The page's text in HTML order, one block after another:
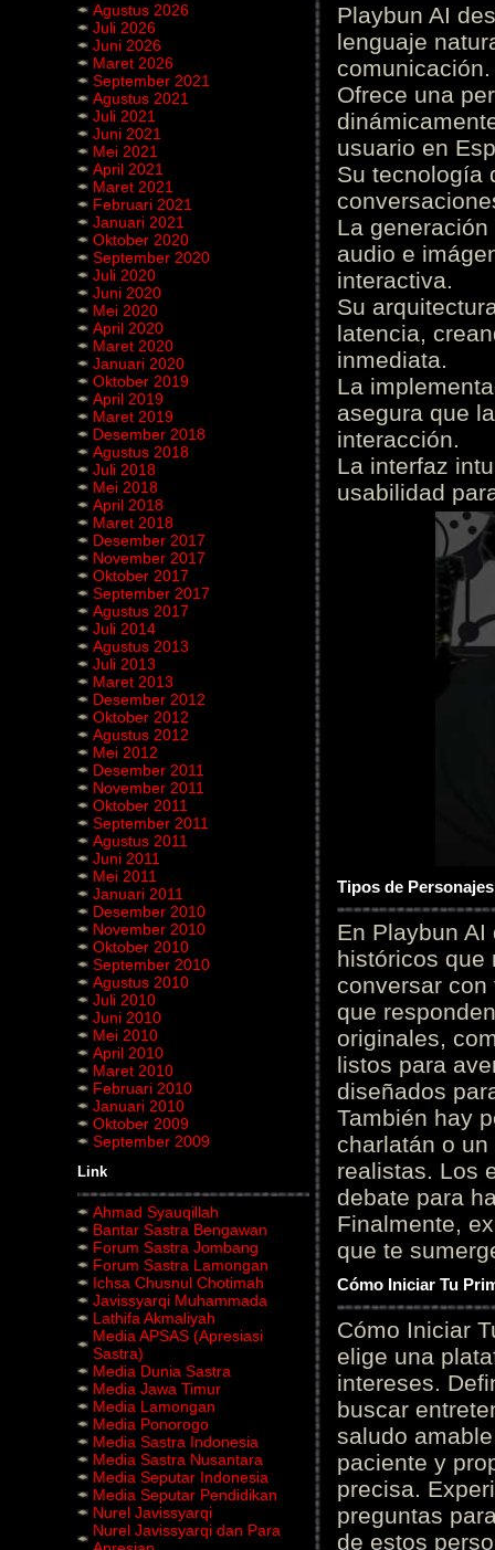
Agustus 2026
Juli 2026
Juni 2026
Maret 2026
September 2021
Agustus 2021
Juli 2021
Juni 2021
Mei 2021
April 2021
Maret 2021
Februari 2021
Januari 2021
Oktober 2020
September 2020
Juli 2020
Juni 2020
Mei 2020
April 2020
Maret 2020
Januari 2020
Oktober 2019
April 2019
Maret 2019
Desember 2018
Agustus 2018
Juli 2018
Mei 2018
April 2018
Maret 2018
Desember 2017
November 2017
Oktober 2017
September 2017
Agustus 2017
Juli 2014
Agustus 2013
Juli 2013
Maret 2013
Desember 2012
Oktober 2012
Agustus 2012
Mei 2012
Desember 2011
November 2011
Oktober 2011
September 2011
Agustus 2011
Juni 2011
Mei 2011
Januari 2011
Desember 2010
November 2010
Oktober 2010
September 2010
Agustus 2010
Juli 2010
Juni 2010
Mei 2010
April 2010
Maret 2010
Februari 2010
Januari 2010
Oktober 2009
September 2009
Link
Ahmad Syauqillah
Bantar Sastra Bengawan
Forum Sastra Jombang
Forum Sastra Lamongan
Ichsa Chusnul Chotimah
Javissyarqi Muhammada
Lathifa Akmaliyah
Media APSAS (Apresiasi
Sastra)
Media Dunia Sastra
Media Jawa Timur
Media Lamongan
Media Ponorogo
Media Sastra Indonesia
Media Sastra Nusantara
Media Seputar Indonesia
Media Seputar Pendidikan
Nurel Javissyarqi
Nurel Javissyarqi dan Para
Playbun AI
lenguaje
comunicación.
Ofrece una
usuario en
Su tecnología
La
audio e
interactiva.
Su
latencia,
inmediata.
La
asegura que
interacción.
La interfaz
usabilidad
Tipos de
En Playbun
históricos que
conversar
que
originales,
listos para
diseñados
También hay
charlatán o
realistas. Los
debate para
Finalmente,
que te
Cómo Iniciar Tu
Cómo Iniciar
elige una
intereses.
buscar
saludo
paciente y
precisa.
preguntas
de estos